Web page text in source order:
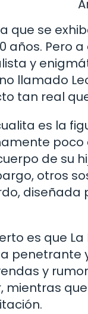
que se
años. Pero
y
llamado
tan real
es la
de su
otros
es que
y